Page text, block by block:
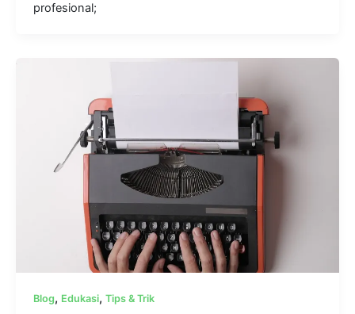
profesional;
Blog, Edukasi, Tips & Trik